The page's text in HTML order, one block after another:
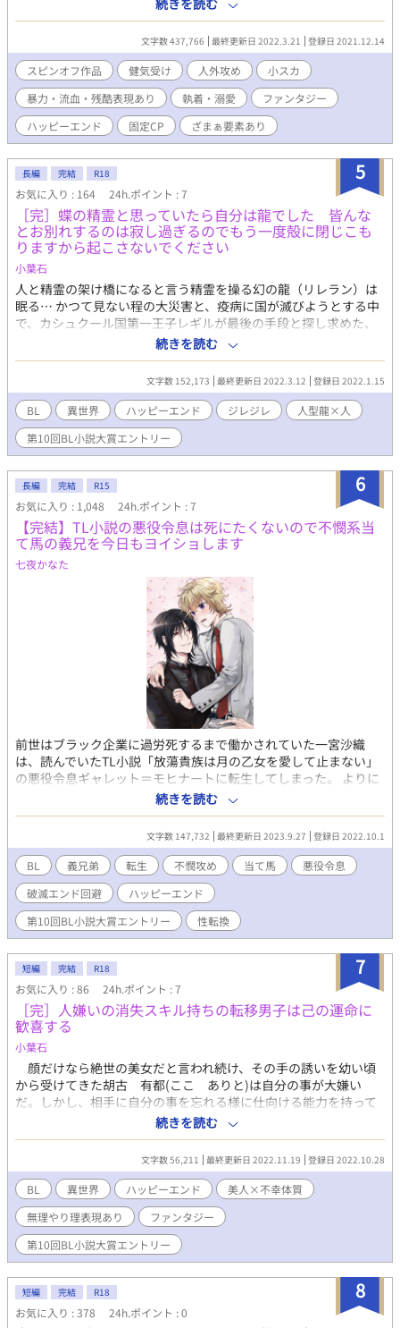
以外の男とそう言った関係を持つという事実だった。 そんな最
中、大人として認められたいミハエルの前に、とある事件が転が
り込んでくる。それは、父と共に研究をしていた妊娠薬が、意図
せず流出してしまったということだった。 男娼の不審死から明
るみになっていく事実とは。ヒュキントスの箱庭と呼ばれる娼館
とは一体。そして、なぜサディンはシスという男を気にかけるの
か。 さまざまな出来事が折り重なって、ミハエルを追い詰め
る。サディンが言った、お前にはわからないよという突き放すよ
す。いつまでも温室育ちと思われたくない。 今までに見たこ
ともない顔でそう言ったミハエルに、一度だけを約束して一夜を
共に過ごしたサディン。 その後のミハエルに起きた体の異変と
は。 誰が本当のヴィランか。さまざまな思惑が錯綜するこの
大国の中で、鍵を握るのは一体誰だ。 ◆名無しの龍は愛され
たいスピンオフ◆ とある秘密を隠し続けている龍の血を引く半
神の人外騎士団長サディン×心優しい医術局員ミハエルの、すれ
違いの恋のお話。 2021224、あらすじ改稿しております。 例にも
もれずの陰謀絡みの恋愛小説になりました、本当にすみません
（スライディング土下座） 改稿前のあらすじをご存知の方は、生
暖かい目で見守ってくださると幸いです、ダラスの血を引くミハ
エルのかっこいい大人になるための奮闘記（無自覚天然）を、今
後ともよろしくお願いいたします。 20220303、タイトルをより
わかりやすくしました。 20221001、第10回BL小説大賞エントリ
ー作品 拙作をお読みの方はお分かりでしょうが男性妊娠、出
産、そして小スカ描写など、だいきちと言えばな性癖もりもりな
じれじれ拗らせストーリー。 前作をお読みで無い方でもこちら
単品でも読めますが、名無しの龍は愛されたい。からお読み頂く
とより入り込める仕様です。 名無しの龍のバトルバチボコファ
ンタジーに比べると、こちらは心理描写を重視した切ない系の話
になります。と言ってはいるものの多少のバトル描写（当社比）
は出てきます。グロ、流血表現はらめぇええという方は自衛お願
いいたします。 完結、ハッピーエンド保証。以前のキャラた
ちも出てきます。気になっていただけた方は、是非名無しの龍は
愛されたいも応援してくださると嬉しいです。
続きを読む
文字数 437,766 最終更新日 2022.3.21 登録日 2021.12.14
スピンオフ作品 健気受け 人外攻め
小スカ
暴力・流血・残酷表現あり
執着・溺愛
ファンタジー
ハッピーエンド
固定CP ざまぁ要素あり
5
長編 完結 R18
お気に入り : 164 24h.ポイント : 7
［完］蝶の精霊と思っていたら自分は龍でした 皆んな
とお別れするのは寂し過ぎるのでもう一度殻に閉じこも
りますから起こさないでください
小葉石
人と精霊の架け橋になると言う精霊を操る幻の龍（リレラン）は
眠る… かつて見ない程の大災害と、疫病に国が滅びようとする中
で、カシュクール国第一王子レギルが最後の手段と探し求めた、
龍の住処で。 王子レギルが見た物は、綺麗な精霊語で書かれた立
て看板… 〈起こさないでください〉 看板を目の前にしても傾国
のレギル王子は諦めきれるものではなかった…… 寂しくて、失う
物が怖くて、生まれた龍リレランは再び殻に篭った。大切な思い
出を心にいっぱい詰め込んで…… ここまで来たのに……龍を見つ
ける為に生まれながら呪いを身に受けてきた王子は命をかけ
る……… 小さな人の命だが、果たして龍の心に叶うのか… レギル
王子に関わるのも避けようとリレランが逃げてみても行く先は人
の中。諦めきれないレギル王子からリレランは逃げきれるのか捕
まるのか… 人型龍×王子 R18は保険です
続きを読む
文字数 152,173 最終更新日 2022.3.12 登録日 2022.1.15
BL 異世界 ハッピーエンド ジレジレ
人型龍×人
第10回BL小説大賞エントリー
6
長編 完結 R15
お気に入り : 1,048 24h.ポイント : 7
【完結】TL小説の悪役令息は死にたくないので不憫系当
て馬の義兄を今日もヨイショします
七夜かなた
前世はブラック企業に過労死するまで働かされていた一宮沙織
は、読んでいたTL小説「放蕩貴族は月の乙女を愛して止まない」
の悪役令息ギャレット＝モヒナートに転生してしまった。 よりに
よってヒロインでもなく、ヒロインを虐め、彼女に惚れているギ
ャレットの義兄ジュストに殺されてしまう悪役令息に転生するな
んて。 お金持ちの息子に生まれ変わったのはいいけど、モブでも
いいから長生きしたい 最後にはギャレットを殺した罪に問われ、
牢獄で死んでしまう。 小説の中では当て馬で不憫だったジュス
ト。 当て馬はどうしようもなくても、不憫さは何とか出来ない
か。 小説を読んでいて、ハッピーエンドの主人公たちの影で不幸
になった彼のことが気になっていた。 それならヒロインを虐め
ず、義兄を褒め称え、悪意がないことを証明すればいいのでは？
何だか熱っぽくなってきた。 ゆるっとした世界観です。 身体的接
触はありますが、濡れ場は濃厚にはならない筈… タイトルもしか
したら途中で変更するかも イラストは紺田様に有償で依頼しまし
た。
続きを読む
文字数 147,732 最終更新日 2023.9.27 登録日 2022.10.1
BL 義兄弟 転生 不憫攻め 当て馬
悪役令息
破滅エンド回避
ハッピーエンド
第10回BL小説大賞エントリー
性転換
7
短編 完結 R18
お気に入り : 86 24h.ポイント : 7
［完］人嫌いの消失スキル持ちの転移男子は己の運命に
歓喜する
小葉石
顔だけなら絶世の美女だと言われ続け、その手の誘いを幼い頃
から受けてきた胡古 有都(ここ ありと)は自分の事が大嫌い
だ。しかし、相手に自分の事を忘れる様に仕向ける能力を持って
いた有都は他人から離れ、忘れてもらう事で平穏な生活を送ろう
としていた。 しかし、ある時この能力で対処できない事態に巻
き込まれ、能力の暴走と共に異世界へと飛ばされてしまう。 有
都が飛ばされは場所はスキル持ちが当たり前の世界だった。そこ
で出会ったのは影のある優しい騎士だった。 ＊美人ツンデレ×
優しい不幸体質のお話です R18には＊をつけます。 すみません。
最初から無理やり表現があります…… 出血シーンなどの描写があ
ります所には※つけます
続きを読む
文字数 56,211 最終更新日 2022.11.19 登録日 2022.10.28
BL 異世界 ハッピーエンド
美人×不幸体質
無理やり理表現あり
ファンタジー
第10回BL小説大賞エントリー
8
短編 完結 R18
お気に入り : 378 24h.ポイント : 0